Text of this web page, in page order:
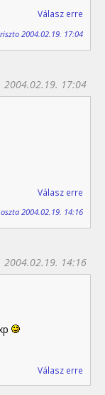
Válasz erre
2004.02.19. 17:04
2004.02.19. 17:04
Válasz erre
2004.02.19. 14:16
2004.02.19. 14:16
Válasz erre